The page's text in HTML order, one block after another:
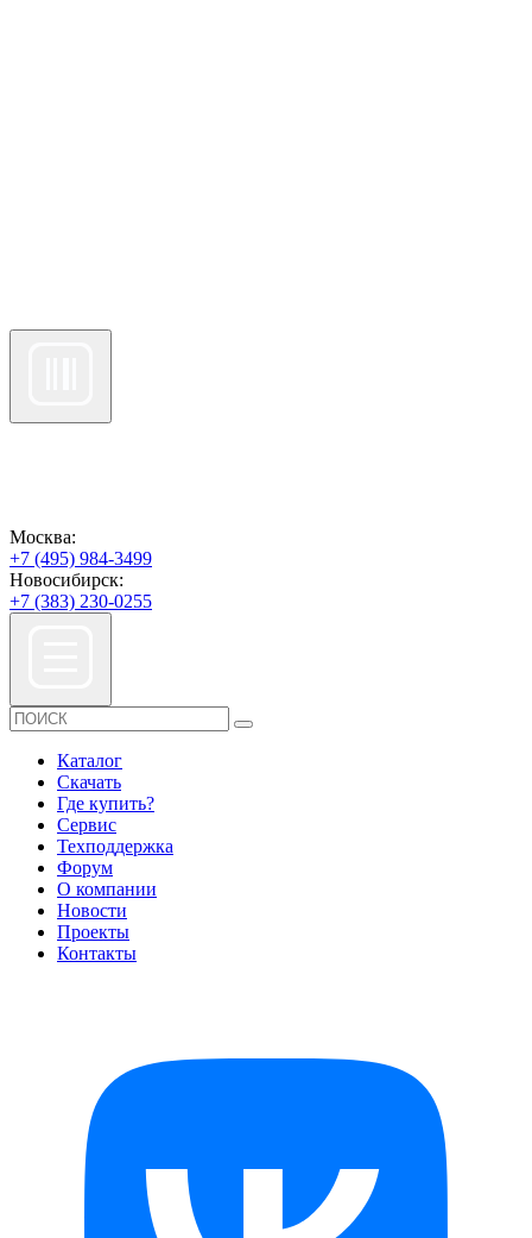
Москва:
+7 (495) 984-3499
Новосибирск:
+7 (383) 230-0255
Каталог
Скачать
Где купить?
Сервис
Техподдержка
Форум
О компании
Новости
Проекты
Контакты